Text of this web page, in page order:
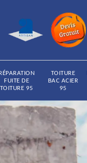
FUITE DE
TOITURE 95
TOITURE
BAC ACIER
95